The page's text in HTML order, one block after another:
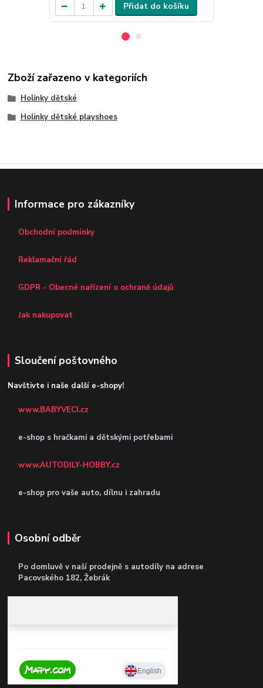
Přidat do košíku
Zboží zařazeno v kategoriích
Holinky dětské
Holinky dětské playshoes
Informace pro zákazníky
Obchodní podmínky
Reklamační řád
GDPR - Obecné nařízení o ochraně údajů
Jak nakupovat
Sloučení poštovného
Navštivte i naše další e-shopy!
www.BABYVECI.cz
e-shop s hračkami a dětskými potřebami
www.AUTODILY-HOBBY.cz
e-shop pro vaše auto, dílnu i zahradu
Osobní odběr
Po domluvě v naší prodejně s autodíly na adrese
Pacovského 182, Žebrák